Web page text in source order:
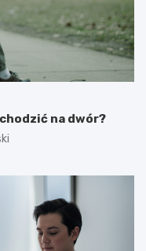
na dwór?